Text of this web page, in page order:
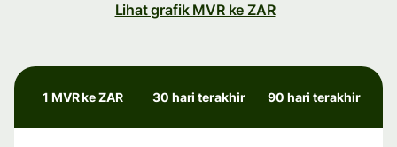
Lihat grafik MVR ke ZAR
1 MVR ke ZAR 30 hari terakhir 90 hari terakhir